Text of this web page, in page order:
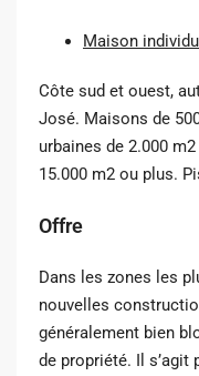
Maison
Côte sud et ouest,
José. Maisons de
urbaines de 2.000
15.000 m2 ou plus.
Offre
Dans les zones les
nouvelles
généralement bien
de propriété. Il s’agit